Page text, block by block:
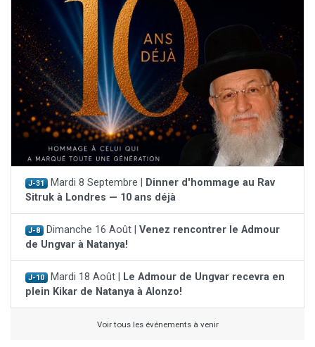
J-31 Mardi 8 Septembre |
Dinner d'hommage au Rav
Sitruk à Londres — 10 ans déjà
J-8 Dimanche 16 Août | Venez rencontrer le Admour
de Ungvar à Natanya!
J-10 Mardi 18 Août |
Le Admour de Ungvar recevra en
plein Kikar de Natanya à Alonzo!
Voir tous les événements à venir